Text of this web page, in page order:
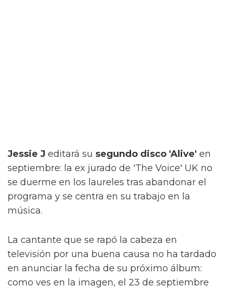
Jessie J editará su segundo disco 'Alive' en
septiembre: la ex jurado de 'The Voice' UK no
se duerme en los laureles tras abandonar el
programa y se centra en su trabajo en la
música.
La cantante que se rapó la cabeza en
televisión por una buena causa no ha tardado
en anunciar la fecha de su próximo álbum:
como ves en la imagen, el 23 de septiembre